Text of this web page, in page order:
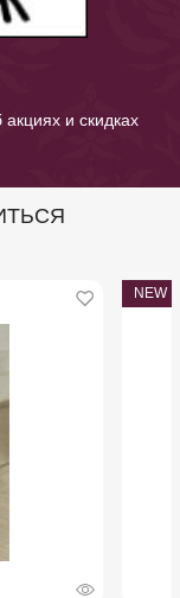
и скидках
NEW